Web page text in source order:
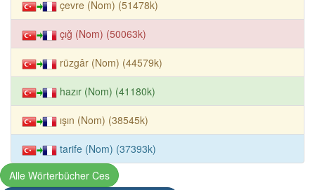
çevre (Nom) (51478k)
çığ (Nom) (50063k)
rüzgâr (Nom) (44579k)
hazır (Nom) (41180k)
ışın (Nom) (38545k)
tarife (Nom) (37393k)
Alle Wörterbücher Ces